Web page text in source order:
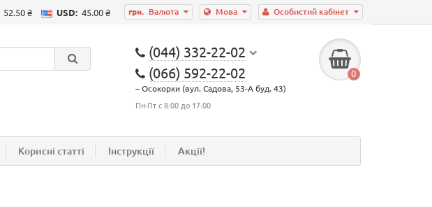
Особистий кабінет
Мова
грн. Валюта
52.50 ₴ USD: 45.00 ₴
(044) 332-22-02
(066) 592-22-02
– Осокорки (вул. Садова, 53-А буд. 43)
Пн-Пт с 8:00 до 17:00
0
Корисні статті Інструкції Акції!